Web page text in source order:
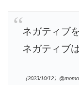
ネガティブ
ネガティブ
（2023/10/12）